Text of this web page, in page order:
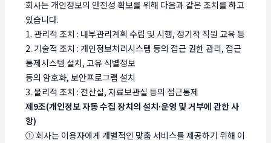
회사는 개인정보의 안전성 확보를 위해 다음과 같은 조치를 하고
있습니다.
1. 관리적 조치 : 내부관리계획 수립 및 시행, 정기적 직원 교육 등
2. 기술적 조치 : 개인정보처리시스템 등의 접근 권한 관리, 접근
통제시스템 설치, 고유 식별정보
등의 암호화, 보안프로그램 설치
3. 물리적 조치 : 전산실, 자료보관실 등의 접근통제
제9조(개인정보 자동 수집 장치의 설치∙운영 및 거부에 관한 사
항)
① 회사는 이용자에게 개별적인 맞춤 서비스를 제공하기 위해 이